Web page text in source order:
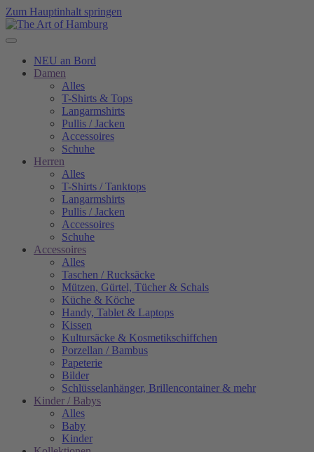
Zum Hauptinhalt springen
NEU an Bord
Damen
Alles
T-Shirts & Tops
Langarmshirts
Pullis / Jacken
Accessoires
Schuhe
Herren
Alles
T-Shirts / Tanktops
Langarmshirts
Pullis / Jacken
Accessoires
Schuhe
Accessoires
Alles
Taschen / Rucksäcke
Mützen, Gürtel, Tücher & Schals
Küche & Köche
Handy, Tablet & Laptops
Kissen
Kultursäcke & Kosmetikschiffchen
Porzellan / Bambus
Papeterie
Bilder
Schlüsselanhänger, Brillencontainer & mehr
Kinder / Babys
Alles
Baby
Kinder